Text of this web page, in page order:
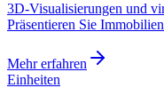
3D-Visualisierungen und
Präsentieren Sie
Mehr erfahren
Einheiten